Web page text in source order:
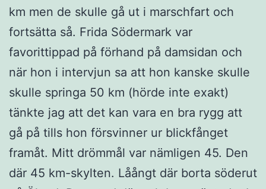
km men de skulle gå ut i marschfart och
fortsätta så. Frida Södermark var
favorittippad på förhand på damsidan och
när hon i intervjun sa att hon kanske skulle
skulle springa 50 km (hörde inte exakt)
tänkte jag att det kan vara en bra rygg att
gå på tills hon försvinner ur blickfånget
framåt. Mitt drömmål var nämligen 45. Den
där 45 km-skylten. Låångt där borta söderut